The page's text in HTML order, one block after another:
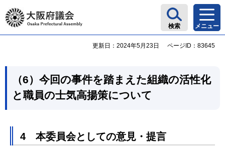
大阪府議会
検索 メニュー
更新日：2024年5月23日 ページID：83645
（6）今回の事件を踏まえた組織の活性化
と職員の士気高揚策について
4 本委員会としての意見・提言